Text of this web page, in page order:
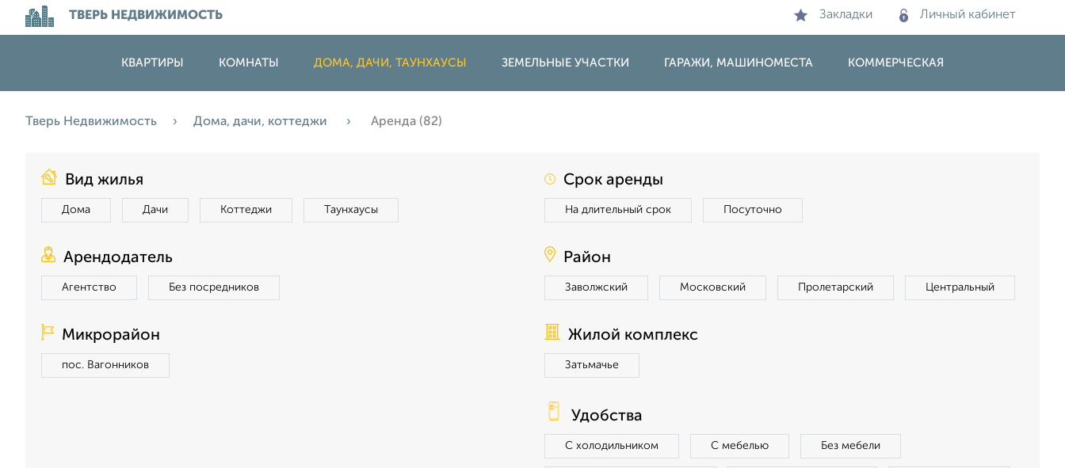
ТВЕРЬ НЕДВИЖИМОСТЬ Закладки Личный кабинет
КВАРТИРЫ КОМНАТЫ ДОМА, ДАЧИ, ТАУНХАУСЫ ЗЕМЕЛЬНЫЕ УЧАСТКИ ГАРАЖИ, МАШИНОМЕСТА КОММЕРЧЕСКАЯ
Тверь Недвижимость Дома, дачи, коттеджи Аренда (82)
Вид жилья
Дома Дачи Коттеджи Таунхаусы
Срок аренды
На длительный срок Посуточно
Арендодатель
Агентство Без посредников
Район
Заволжский Московский Пролетарский Центральный
Микрорайон
пос. Вагонников
Жилой комплекс
Затьмачье
Удобства
С холодильником С мебелью Без мебели